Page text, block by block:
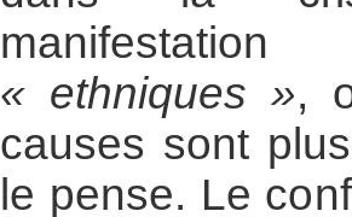
« ethniques »,
causes sont
le pense. Le